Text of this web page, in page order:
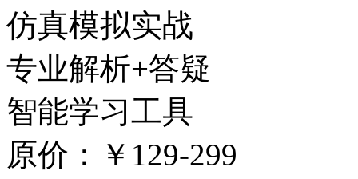
仿真模拟实战
专业解析+答疑
智能学习工具
原价：￥129-299